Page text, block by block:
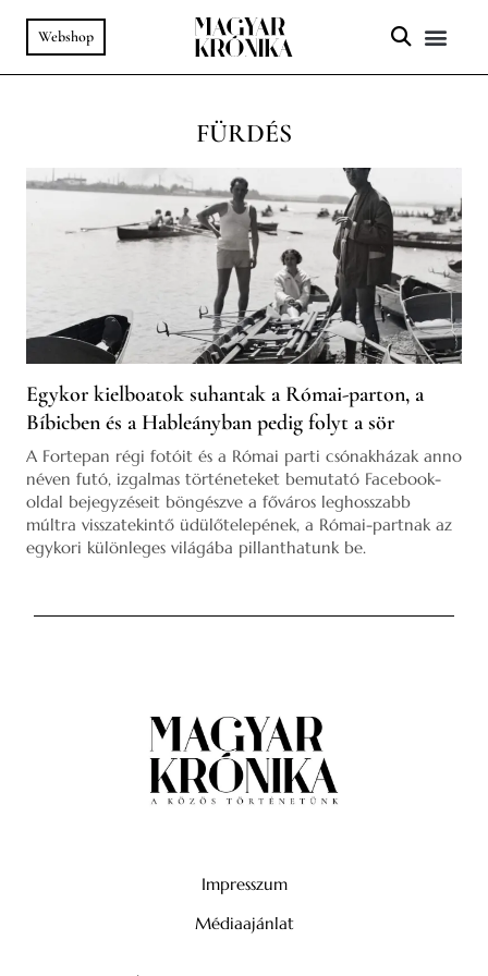
Webshop
FÜRDÉS
Egykor kielboatok suhantak a Római-parton, a
Bíbicben és a Hableányban pedig folyt a sör
A Fortepan régi fotóit és a Római parti csónakházak anno
néven futó, izgalmas történeteket bemutató Facebook-
oldal bejegyzéseit böngészve a főváros leghosszabb
múltra visszatekintő üdülőtelepének, a Római-partnak az
egykori különleges világába pillanthatunk be.
Impresszum
Médiaajánlat